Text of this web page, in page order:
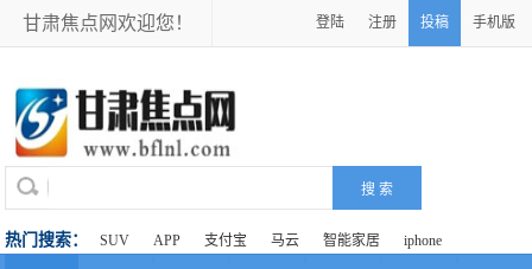
甘肃焦点网欢迎您！ 登陆 注册 投稿 手机版
热门搜索： SUV APP 支付宝 马云 智能家居 iphone